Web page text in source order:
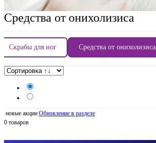
Средства от онихолизиса
Скрабы для ног Средства от онихолизиса
новые акции Обновление в разделе
0 товаров